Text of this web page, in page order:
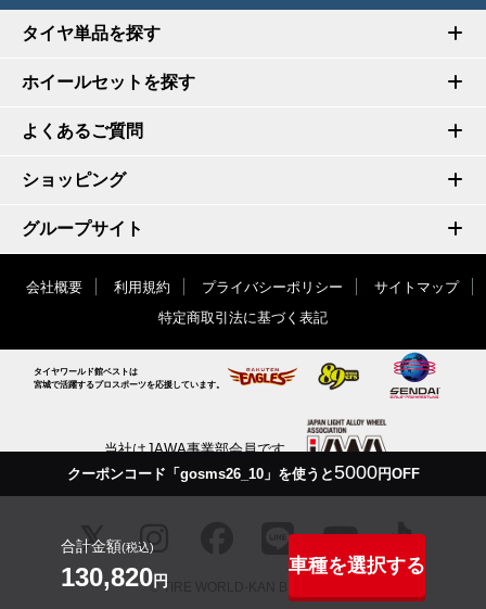
クーポンコード「gosms26_10」を使うと5000円OFF
合計金額(税込)
130,820円
車種を選択する
タイヤ単品を探す
ホイールセットを探す
よくあるご質問
ショッピング
グループサイト
会社概要 利用規約 プライバシーポリシー
サイトマップ
特定商取引法に基づく表記
タイヤワールド館ベストは
宮城で活躍するプロスポーツを応援しています。
当社はJAWA事業部会員です
© TIRE WORLD-KAN BEST inc.